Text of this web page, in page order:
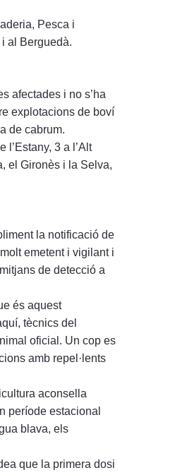
Pesca i
al Berguedà.
afectades i no s’ha
explotacions de boví
de cabrum.
l’Estany, 3 a l’Alt
el Gironès i la Selva,
la notificació de
emetent i vigilant i
de detecció a
és aquest
tècnics del
oficial. Un cop es
amb repel·lents
aconsella
període estacional
blava, els
que la primera dosi